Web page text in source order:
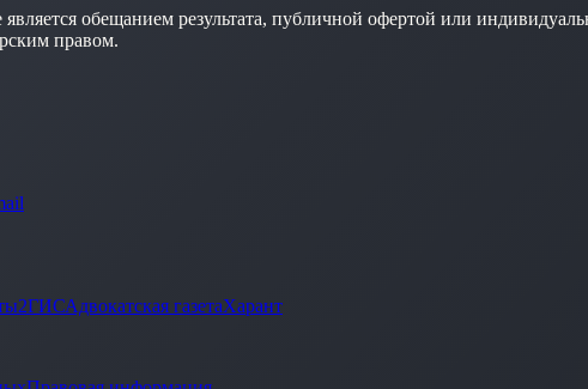
обещанием результата, публичной офертой или
правом.
2ГИСАдвокатская газетаХарант